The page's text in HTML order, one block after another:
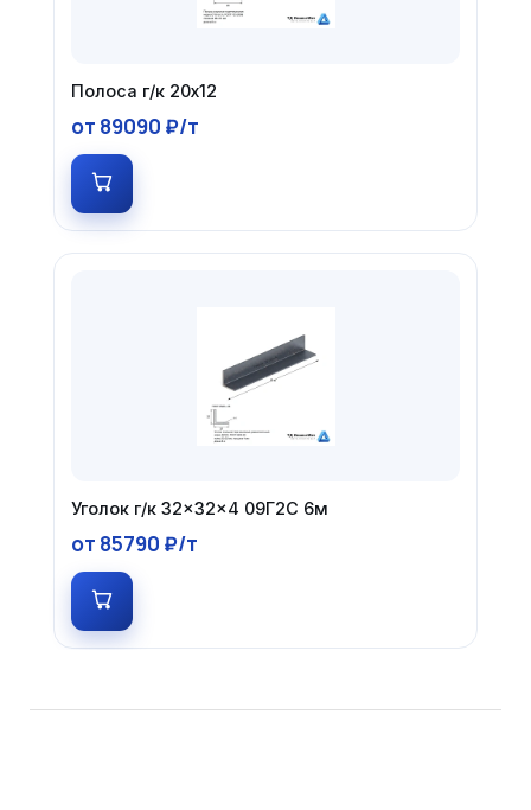
Полоса г/к 20х12
от 89090 ₽/т
Уголок г/к 32×32×4 09Г2С 6м
от 85790 ₽/т